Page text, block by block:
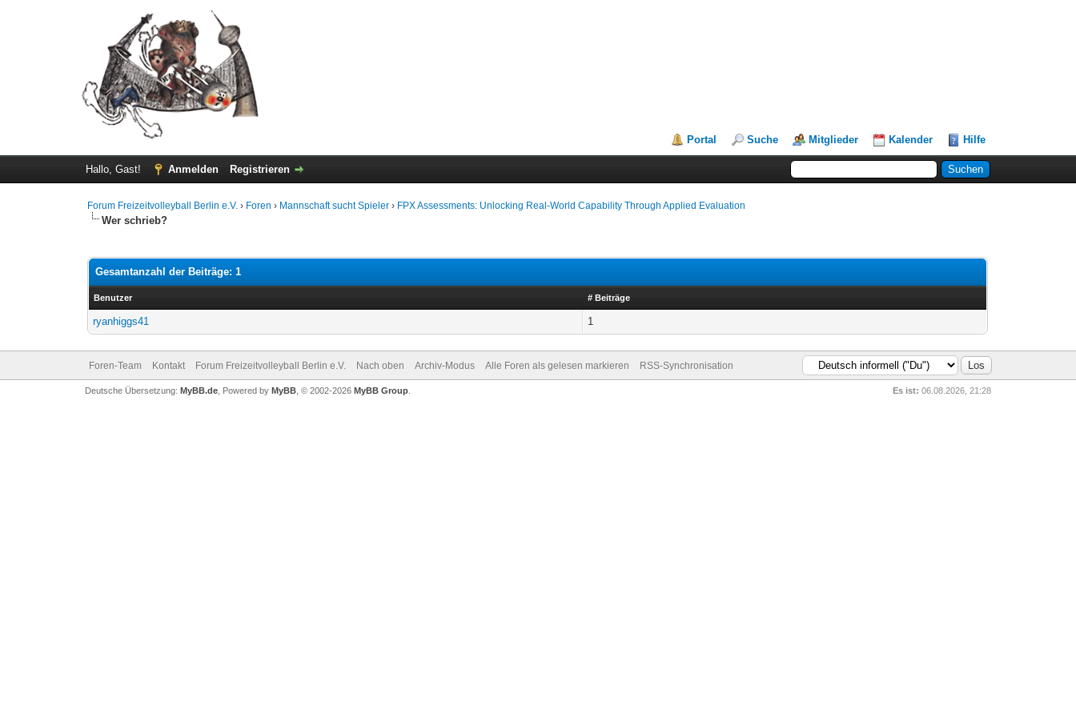
Portal Suche Mitglieder Kalender Hilfe
Hallo, Gast! Anmelden Registrieren
Forum Freizeitvolleyball Berlin e.V. › Foren › Mannschaft sucht Spieler › FPX Assessments: Unlocking Real-World Capability Through Applied Evaluation
Wer schrieb?
Gesamtanzahl der Beiträge: 1
Benutzer # Beiträge
ryanhiggs41 1
Foren-Team Kontakt Forum Freizeitvolleyball Berlin e.V. Nach oben Archiv-Modus Alle Foren als gelesen markieren RSS-Synchronisation
Es ist: 06.08.2026, 21:28
Deutsche Übersetzung: MyBB.de, Powered by MyBB, © 2002-2026 MyBB Group.